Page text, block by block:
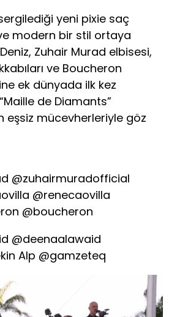
yeni pixie saç
modern bir stil ortaya
Zuhair Murad elbisesi,
ve Boucheron
ek dünyada ilk kez
de Diamants”
eşsiz mücevherleriyle göz
@zuhairmuradofficial
@renecaovilla
@boucheron
@deenaalawaid
Alp @gamzeteq